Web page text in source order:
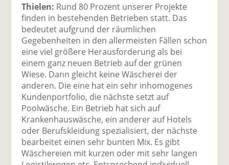
Thielen: Rund 80 Prozent unserer Projekte
finden in bestehenden Betrieben statt. Das
bedeutet aufgrund der räumlichen
Gegebenheiten in den allermeisten Fällen schon
eine viel größere Herausforderung als bei
einem ganz neuen Betrieb auf der grünen
Wiese. Dann gleicht keine Wäscherei der
anderen. Die eine hat ein sehr inhomogenes
Kundenportfolio, die nächste setzt auf
Poolwäsche. Ein Betrieb hat sich auf
Krankenhauswäsche, ein anderer auf Hotels
oder Berufskleidung spezialisiert, der nächste
bearbeitet einen sehr bunten Mix. Es gibt
Wäschereien mit kurzen oder mit sehr langen